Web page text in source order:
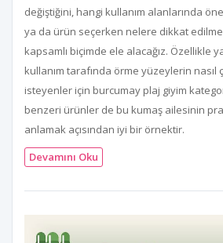
değiştiğini, hangi kullanım alanlarında öne
ya da ürün seçerken nelere dikkat
kapsamlı biçimde ele alacağız. Özellikle
kullanım tarafında örme yüzeylerin nasıl
isteyenler için burcumay plaj giyim
benzeri ürünler de bu kumaş ailesinin
anlamak açısından iyi bir örnektir.
Devamını Oku